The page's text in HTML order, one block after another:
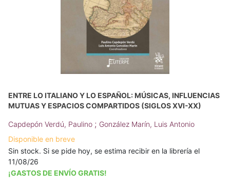
ENTRE LO ITALIANO Y LO ESPAÑOL: MÚSICAS, INFLUENCIAS
MUTUAS Y ESPACIOS COMPARTIDOS (SIGLOS XVI-XX)
Capdepón Verdú, Paulino ; González Marín, Luis Antonio
Disponible en breve
Sin stock. Si se pide hoy, se estima recibir en la librería el
11/08/26
¡GASTOS DE ENVÍO GRATIS!